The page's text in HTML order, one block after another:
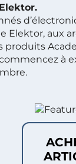
Elektor, aux
produits
à